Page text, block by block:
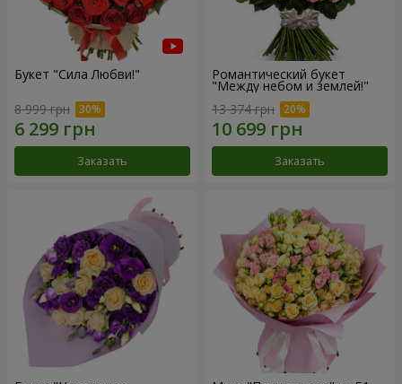
Букет "Сила Любви!"
8 999 грн
Заказать
Романтический букет
"Между небом и землей!"
13 374 грн
Заказать